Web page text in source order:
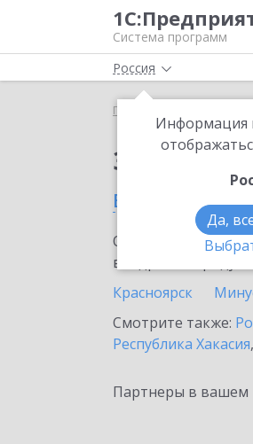
Система программ
Россия
Информация
Да,
Главная
Заказать
в
Ознакомьтесь с
внедрение продукта.
Красноярск
Смотрите также:
Республика Хакасия,
Партнеры в вашем